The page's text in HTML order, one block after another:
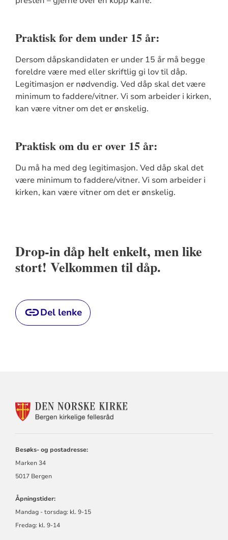
Praktisk for dem under 15 år:
Dersom dåpskandidaten er under 15 år må begge
foreldre være med eller skriftlig gi lov til dåp.
Legitimasjon er nødvendig. Ved dåp skal det være
minimum to faddere/vitner. Vi som arbeider i kirken,
kan være vitner om det er ønskelig.
Praktisk om du er over 15 år:
Du må ha med deg legitimasjon. Ved dåp skal det
være minimum to faddere/vitner. Vi som arbeider i
kirken, kan være vitner om det er ønskelig.
Drop-in dåp helt enkelt, men like
stort! Velkommen til dåp.
Del lenke
KONTAKTINFORMASJON
Besøks- og postadresse:
Marken 34
5017 Bergen
Åpningstider:
Mandag - torsdag: kl. 9-15
Fredag: kl. 9-14